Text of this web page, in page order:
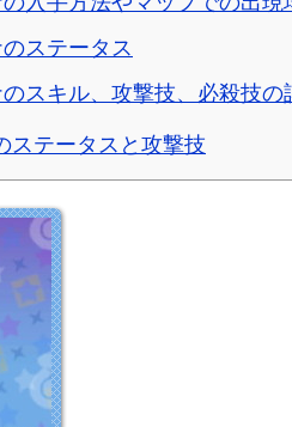
ステータス
スキル、攻撃技、必殺技の
ステータスと攻撃技